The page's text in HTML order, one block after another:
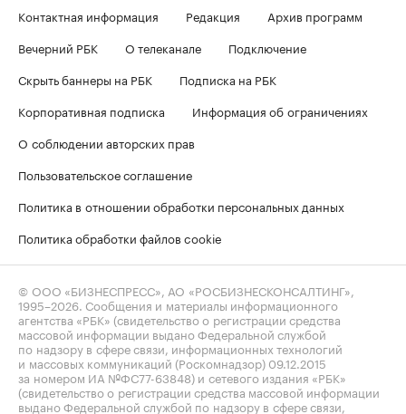
Контактная информация Редакция
Архив программ
Вечерний РБК
О телеканале
Подключение
Скрыть баннеры на РБК
Подписка на РБК
Корпоративная подписка
Информация об ограничениях
О соблюдении авторских прав
Пользовательское соглашение
Политика в отношении обработки персональных данных
Политика обработки файлов cookie
© ООО «БИЗНЕСПРЕСС», АО «РОСБИЗНЕСКОНСАЛТИНГ»,
1995–2026 . Сообщения и материалы информационного
агентства «РБК» (свидетельство о регистрации средства
массовой информации выдано Федеральной службой
по надзору в сфере связи, информационных технологий
и массовых коммуникаций (Роскомнадзор) 09.12.2015
за номером ИА №ФС77-63848) и сетевого издания «РБК»
(свидетельство о регистрации средства массовой информации
выдано Федеральной службой по надзору в сфере связи,